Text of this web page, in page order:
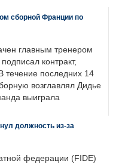
сборной Франции по
главным тренером
контракт,
течение последних 14
возглавлял Дидье
выиграла
должность из-за
федерации (FIDE)